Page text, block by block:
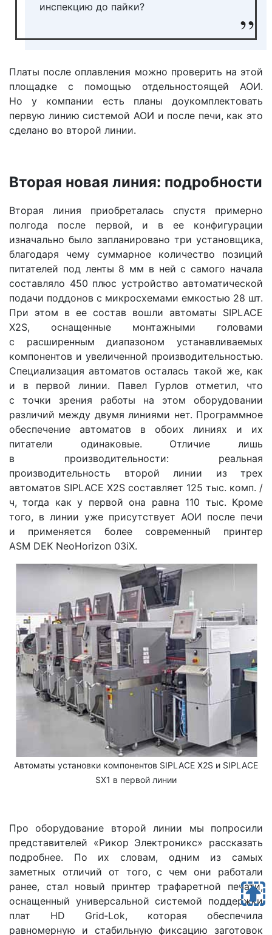
инспекцию до пайки?
Платы после оплавления можно проверить на этой
площадке с помощью отдельностоящей АОИ.
Но у компании есть планы доукомплектовать
первую линию системой АОИ и после печи, как это
сделано во второй линии.
Вторая новая линия: подробности
Вторая линия приобреталась спустя примерно
полгода после первой, и в ее конфигурации
изначально было запланировано три установщика,
благодаря чему суммарное количество позиций
питателей под ленты 8 мм в ней с самого начала
составляло 450 плюс устройство автоматической
подачи поддонов с микросхемами емкостью 28 шт.
При этом в ее состав вошли автоматы SIPLACE
X2S, оснащенные монтажными головами
с расширенным диапазоном устанавливаемых
компонентов и увеличенной производительностью.
Специализация автоматов осталась такой же, как
и в первой линии. Павел Гурлов отметил, что
с точки зрения работы на этом оборудовании
различий между двумя линиями нет. Программное
обеспечение автоматов в обоих линиях и их
питатели одинаковые. Отличие лишь
в производительности: реальная
производительность второй линии из трех
автоматов SIPLACE X2S составляет 125 тыс. комп. /
ч, тогда как у первой она равна 110 тыс. Кроме
того, в линии уже присутствует АОИ после печи
и применяется более современный принтер
ASM DEK NeoHorizon 03iX.
Автоматы установки компонентов SIPLACE X2S и SIPLACE
SX1 в первой линии
Про оборудование второй линии мы попросили
представителей «Рикор Электроникс» рассказать
подробнее. По их словам, одним из самых
заметных отличий от того, с чем они работали
ранее, стал новый принтер трафаретной печати,
оснащенный универсальной системой поддержки
плат HD Grid‑Lok, которая обеспечила
равномерную и стабильную фиксацию заготовок